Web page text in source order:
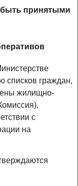
принятыми
списков граждан,
жилищно-
с
на